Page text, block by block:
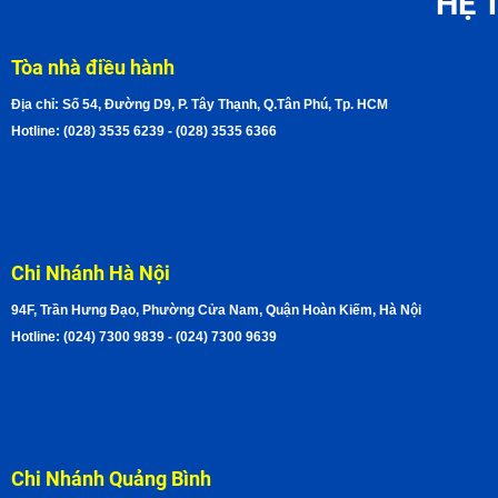
Tòa nhà điều hành
Địa chỉ: Số 54, Đường D9, P. Tây Thạnh, Q.Tân Phú, Tp. HCM
Hotline: (028) 3535 6239 - (028) 3535 6366
Chi Nhánh Hà Nội
94F, Trần Hưng Đạo, Phường Cửa Nam, Quận Hoàn Kiếm, Hà Nội
Hotline: (024) 7300 9839 - (024) 7300 9639
Chi Nhánh Quảng Bình